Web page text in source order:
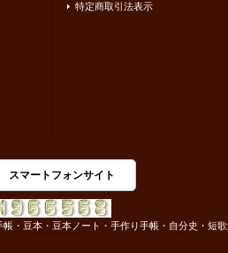
特定商取引法表示
スマートフォンサイト
・豆本・豆本ノート・手作り手帳・自分史・短